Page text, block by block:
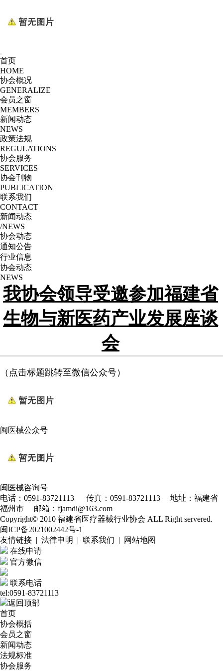
首页
HOME
协会概况
GENERALIZE
会员之窗
MEMBERS
新闻动态
NEWS
政策法规
REGULATIONS
协会服务
SERVICES
协会刊物
PUBLICATION
联系我们
CONTACT
新闻动态
/NEWS
协会动态
通知公告
行业信息
协会动态
NEWS
我协会领导受邀参加福建省
生物与新医药产业发展座谈
会
（点击标题跳转至微信公众号）
闽医械公众号
闽医械咨询号
电话：0591-83721113 传真：0591-83721113 地址：福建省
福州市 邮箱：fjamdi@163.com
Copyright© 2010 福建省医疗器械行业协会 ALL Right servered.
闽ICP备2021002442号-1
友情链接 | 法律申明 | 联系我们 | 网站地图
在线申请
官方微信
联系电话
tel:0591-83721113
返回顶部
首页
协会概括
会员之窗
新闻动态
法规标准
协会服务